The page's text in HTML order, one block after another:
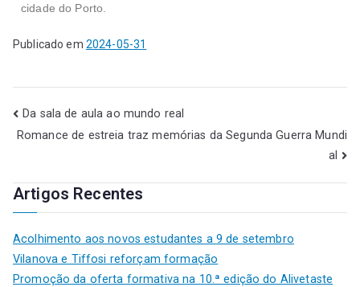
cidade do Porto.
Publicado em 2024-05-31
Da sala de aula ao mundo real
Romance de estreia traz memórias da Segunda Guerra Mundi
al
Artigos Recentes
Acolhimento aos novos estudantes a 9 de setembro
Vilanova e Tiffosi reforçam formação
Promoção da oferta formativa na 10.ª edição do Alivetaste